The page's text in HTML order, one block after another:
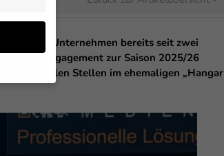
das Unternehmen bereits seit zwei
ihr Engagement zur Saison 2025/26
an vielen Stellen im ehemaligen „Hangar
von